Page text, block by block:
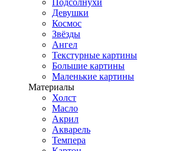
Подсолнухи
Девушки
Космос
Звёзды
Ангел
Текстурные картины
Большие картины
Маленькие картины
Материалы
Холст
Масло
Акрил
Акварель
Темпера